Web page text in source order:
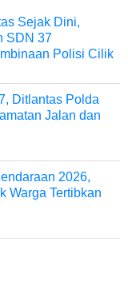
Sejak Dini,
SDN 37
Polisi Cilik
Ditlantas Polda
Jalan dan
2026,
Warga Tertibkan